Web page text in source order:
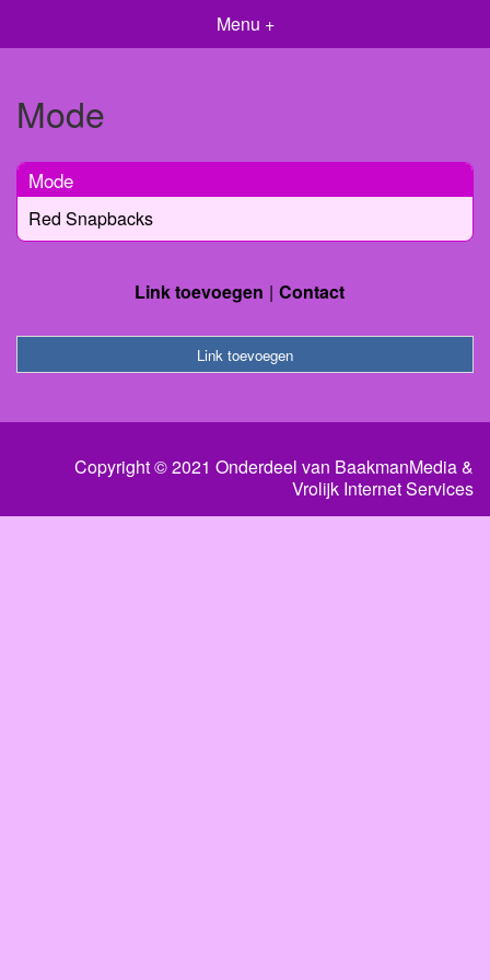
Menu +
Mode
Mode
Red Snapbacks
Link toevoegen Contact
Link toevoegen
Copyright © 2021 Onderdeel van BaakmanMedia&
Vrolijk Internet Services